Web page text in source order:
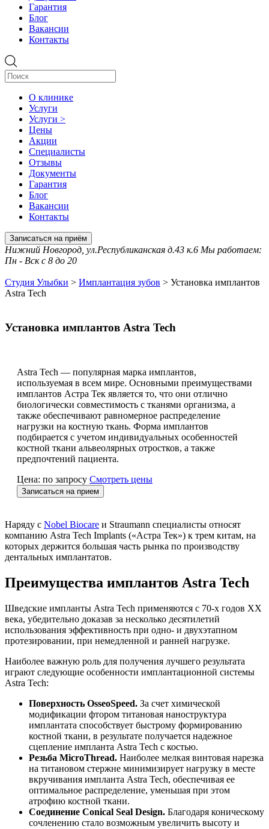
Гарантия
Блог
Вакансии
Контакты
О клинике
Услуги
Услуги >
Цены
Акции
Специалисты
Отзывы
Документы
Гарантия
Блог
Вакансии
Контакты
Записаться на приём
Нижний Новгород, ул.Республиканская д.43 к.6 Мы работаем:
Пн - Вск с 8 до 20
Студия Улыбки > Имплантация зубов > Установка имплантов
Astra Tech
Установка имплантов Astra Tech
Astra Tech — популярная марка имплантов,
используемая в всем мире. Основными преимуществами
имплантов Астра Тек является то, что они отлично
биологически совместимость с тканями организма, а
также обеспечивают равномерное распределение
нагрузки на костную ткань. Форма имплантов
подбирается с учетом индивидуальных особенностей
костной ткани альвеолярных отростков, а также
предпочтений пациента.
Цена: по запросу Смотреть цены
Записаться на прием
Наряду с Nobel Biocare и Straumann специалисты относят
компанию Astra Tech Implants («Астра Тек») к трем китам, на
которых держится большая часть рынка по производству
дентальных имплантатов.
Преимущества имплантов Astra Tech
Шведские импланты Astra Tech применяются с 70-х годов XX
века, убедительно доказав за несколько десятилетий
использования эффективность при одно- и двухэтапном
протезировании, при немедленной и ранней нагрузке.
Наиболее важную роль для получения лучшего результата
играют следующие особенности имплантационной системы
Astra Tech:
Поверхность OsseoSpeed. За счет химической
модификации фтором титановая наноструктура
имплантата способствует быстрому формированию
костной ткани, в результате получается надежное
сцепление импланта Astra Tech с костью.
Резьба MicroThread. Наиболее мелкая винтовая нарезка
на титановом стержне минимизирует нагрузку в месте
вкручивания импланта Astra Tech, обеспечивая ее
оптимальное распределение, уменьшая при этом
атрофию костной ткани.
Соединение Conical Seal Design. Благодаря коническому
сочленению стало возможным увеличить высоту и